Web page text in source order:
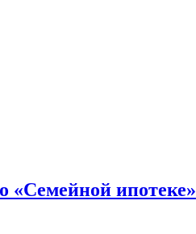
«Семейной ипотеке»